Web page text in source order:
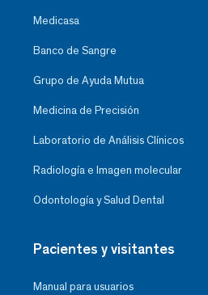
Medicasa
Banco de Sangre
Grupo de Ayuda Mutua
Medicina de Precisión
Laboratorio de Análisis Clínicos
Radiología e Imagen molecular
Odontología y Salud Dental
Pacientes y visitantes
Manual para usuarios